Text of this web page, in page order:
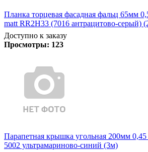
Планка торцевая фасадная фальц 65мм
matt RR2H33 (7016 антрацитово-серый)
Доступно к заказу
Просмотры: 123
Парапетная крышка угольная 200мм
5002 ультрамариново-синий (3м)